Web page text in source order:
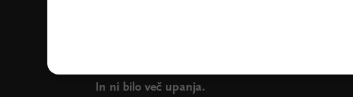
In ni bilo več upanja.